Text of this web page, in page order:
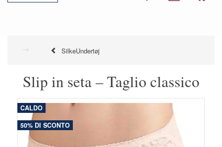
SilkeUndertøj
Slip in seta – Taglio classico
CALDO
50% DI SCONTO